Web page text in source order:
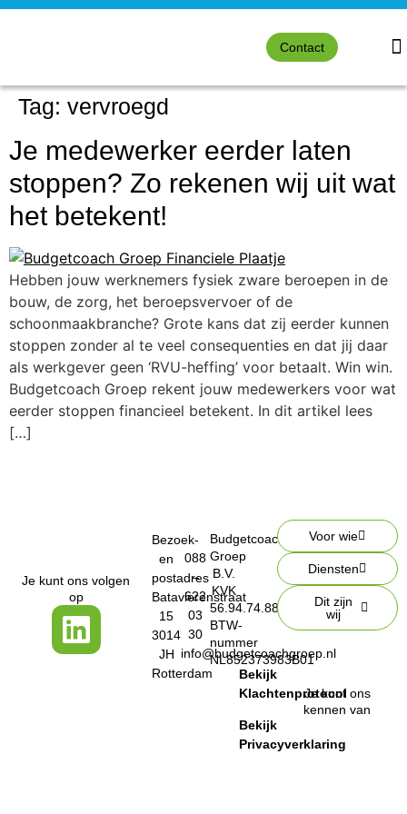
Contact
Tag: vervroegd
Je medewerker eerder laten
stoppen? Zo rekenen wij uit wat
het betekent!
Hebben jouw werknemers fysiek zware beroepen in de
bouw, de zorg, het beroepsvervoer of de
schoonmaakbranche? Grote kans dat zij eerder kunnen
stoppen zonder al te veel consequenties en dat jij daar
als werkgever geen ‘RVU-heffing’ voor betaalt. Win win.
Budgetcoach Groep rekent jouw medewerkers voor wat
eerder stoppen financieel betekent. In dit artikel lees
[…]
Je kunt ons volgen
op
Bezoek-
en
postadres
Batavierenstraat
15
3014
JH
Rotterdam
088
–
622
03
30
info@budgetcoachgroep.nl
Budgetcoach
Groep
B.V.
KVK
56.94.74.88
BTW-
nummer
NL852373983B01
Bekijk
Privacyverklaring
Bekijk
Klachtenprotocol
Voor wie
Diensten
Dit zijn
wij
Je kunt ons
kennen van